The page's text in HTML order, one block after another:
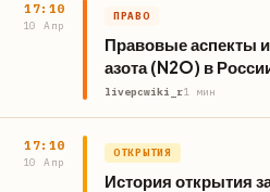
17:10
10 Апр
ПРАВО
Правовые аспекты
азота (N2O) в
livepcwiki_r1 мин
17:10
10 Апр
ОТКРЫТИЯ
История открытия